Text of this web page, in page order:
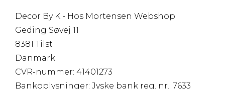
Decor By K - Hos Mortensen Webshop
Geding Søvej 11
8381 Tilst
Danmark
CVR-nummer: 41401273
Bankoplysninger: Jyske bank reg. nr.: 7633